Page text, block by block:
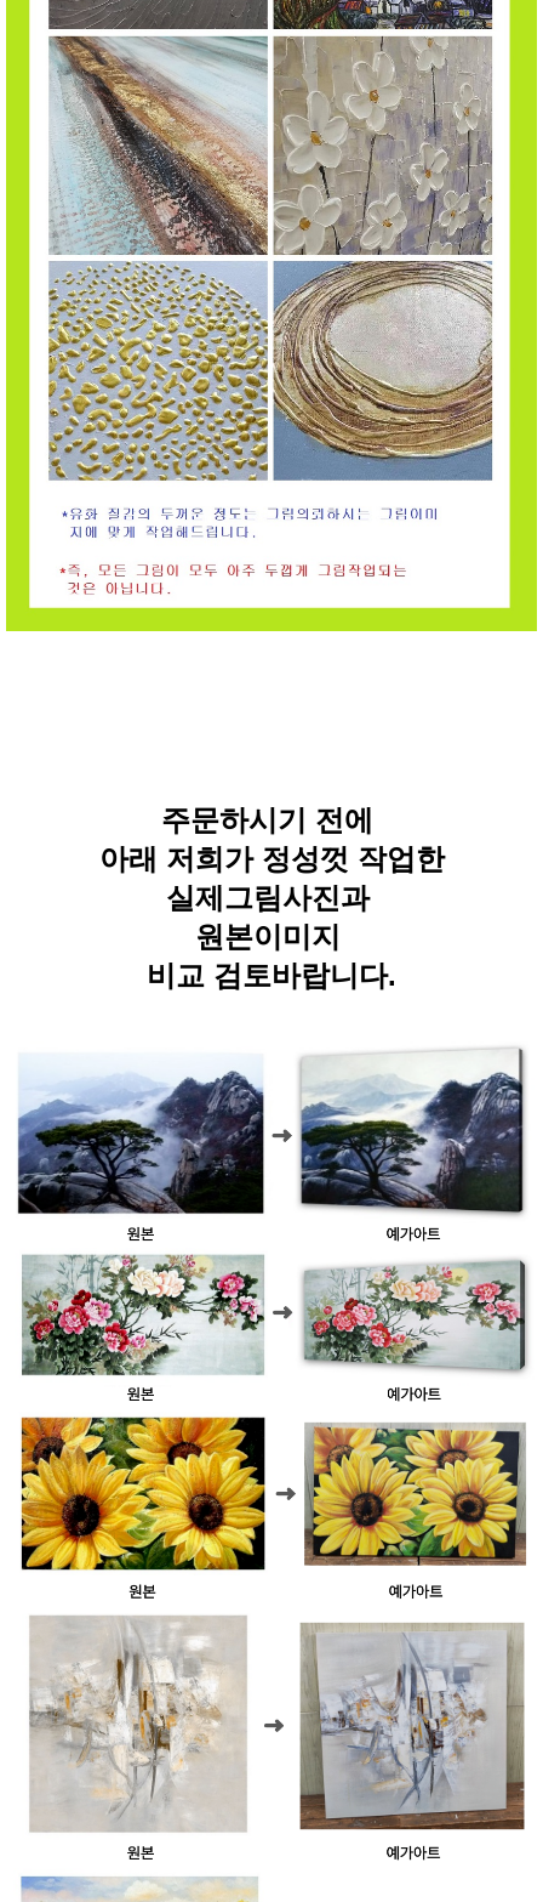
주문하시기 전에
아래 저희가 정성껏 작업한
실제그림사진과
원본이미지
비교 검토바랍니다.